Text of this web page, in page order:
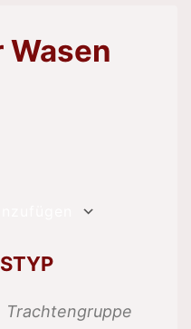
Trachtengruppe